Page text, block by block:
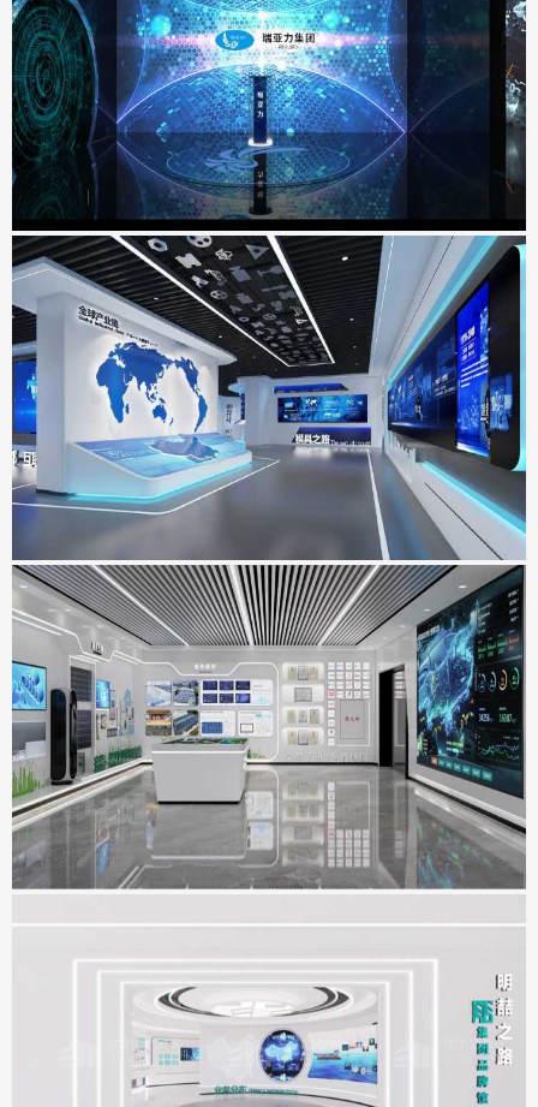
瑞亚力集团展厅
地点：广东省深圳市
工业互联网&智能制造展示中心
地点：广东省东莞市
科达智慧能源展厅
地点：广东省佛山市
明喆集团展厅
地点：广东省深圳市